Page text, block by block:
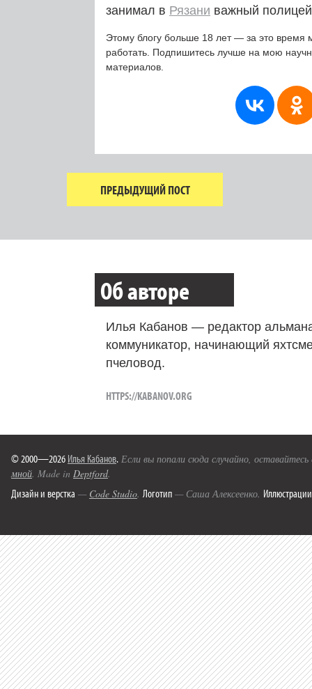
занимал в Рязани важный
Этому блогу больше 18 лет — за это время
работать. Подпишитесь лучше на мою
материалов.
ПРЕДЫДУЩИЙ ПОСТ
Об авторе
Илья Кабанов — редактор
коммуникатор, начинающий
пчеловод.
HTTPS://KABANOV.ORG
© 2000—2026 Илья Кабанов. Если вы попали сюда случайно,
мной. Made in Deptford.
Дизайн и верстка — Code Studio. Логотип — Саша Алексеенко. Иллюстрации